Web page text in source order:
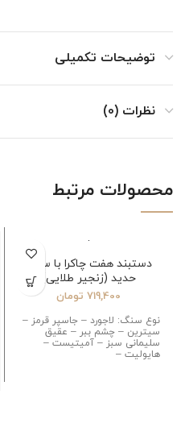
توضیحات تکمیلی
نظرات (0)
محصولات مرتبط
دستبند هفت چاکرا با سنگ
حدید (زنجیر طلایی)
719,400 تومان
نوع سنگ: لاجورد – جاسپر قرمز –
سیترین – چشم ببر – عقیق
سلیمانی سبز – آمیتیست –
هایولیت –